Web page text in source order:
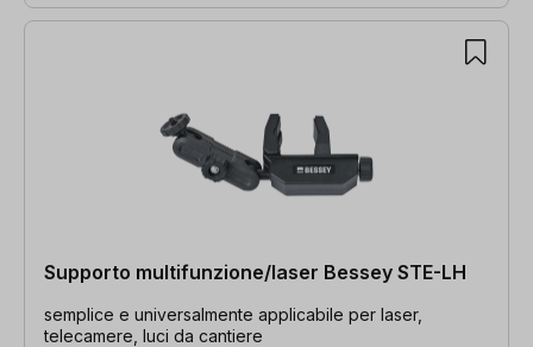
Supporto multifunzione/laser Bessey STE-LH
semplice e universalmente applicabile per laser,
telecamere, luci da cantiere